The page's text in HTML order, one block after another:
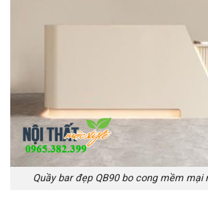
Quầy bar đẹp QB90 bo cong mềm mại